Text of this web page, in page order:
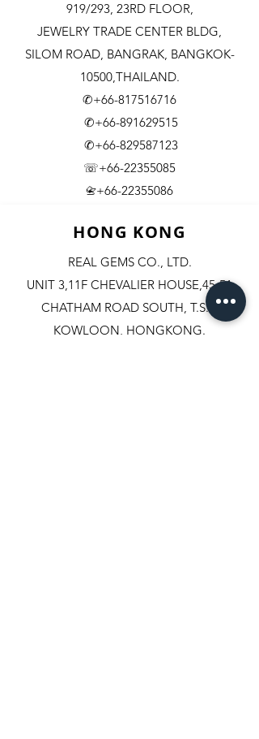
919/293, 23RD FLOOR,
JEWELRY TRADE CENTER BLDG,
SILOM ROAD, BANGRAK, BANGKOK-
10500,THAILAND.
✆+66-817516716
✆+66-891629515
✆+66-829587123
☏+66-22355085
📇​+66-22355086
HONG KONG
REAL GEMS CO., LTD.
UNIT 3,11F CHEVALIER HOUSE,45-51
CHATHAM ROAD SOUTH, T.S.T.
KOWLOON, HONGKONG.